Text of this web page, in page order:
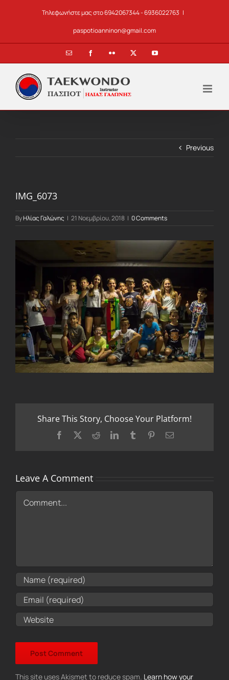
Τηλεφωνήστε μας στο 6942067344 - 6936022763 |
paspotioanninon@gmail.com
Email FacebookFlickr YouTube
Previous
IMG_6073
ByΗλίας Γαλώνης | 21 Νοεμβρίου, 2018 | 0 Comments
Share This Story, Choose Your Platform!
Facebook RedditLinkedInTumblr PinterestEmail
Leave A Comment
This site uses Akismet to reduce spam. Learn how your